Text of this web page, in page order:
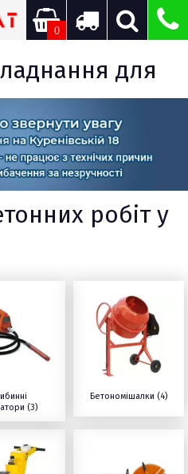
0
для
робіт у
(3)
Бетономішалки (4)